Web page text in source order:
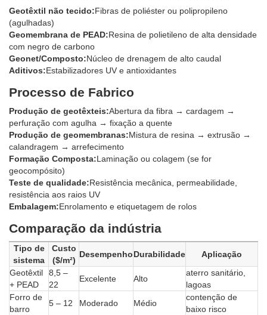
Geotêxtil não tecido:Fibras de poliéster ou polipropileno
(agulhadas)
Geomembrana de PEAD:Resina de polietileno de alta densidade
com negro de carbono
Geonet/Composto:Núcleo de drenagem de alto caudal
Aditivos:Estabilizadores UV e antioxidantes
Processo de Fabrico
Produção de geotêxteis:Abertura da fibra → cardagem →
perfuração com agulha → fixação a quente
Produção de geomembranas:Mistura de resina → extrusão →
calandragem → arrefecimento
Formação Composta:Laminação ou colagem (se for
geocompósito)
Teste de qualidade:Resistência mecânica, permeabilidade,
resistência aos raios UV
Embalagem:Enrolamento e etiquetagem de rolos
Comparação da indústria
Tipo de
sistema
Custo
($/m²)
DesempenhoDurabilidade
Aplicação
Geotêxtil
+ PEAD
8,5 –
22
Excelente Alto
aterro sanitário,
lagoas
Forro de
barro
5 – 12 Moderado Médio
contenção de
baixo risco